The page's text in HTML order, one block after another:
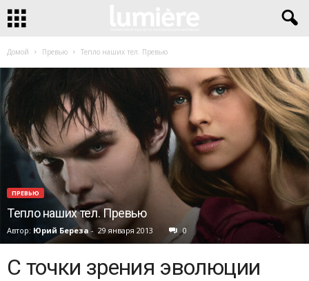
Домой Превью Тепло наших тел. Превью
ПРЕВЬЮ
Тепло наших тел. Превью
Автор: Юрий Береза - 29 января 2013 0
C точки зрения эволюции